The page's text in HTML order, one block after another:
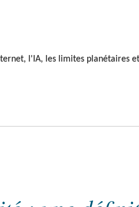
l'IA, les limites planétaires